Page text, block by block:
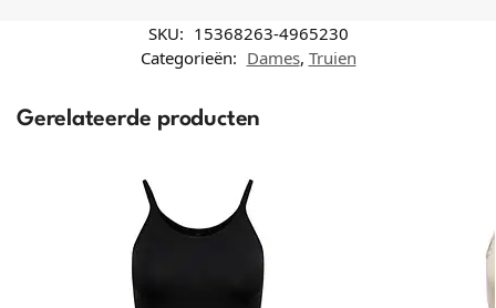
SKU: 15368263-4965230
Categorieën: Dames, Truien
Gerelateerde producten